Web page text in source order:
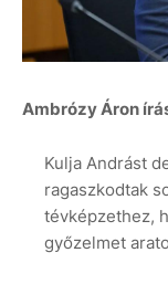
Ambrózy Áron
Kulja Andrást
ragaszkodtak
tévképzethez,
győzelmet